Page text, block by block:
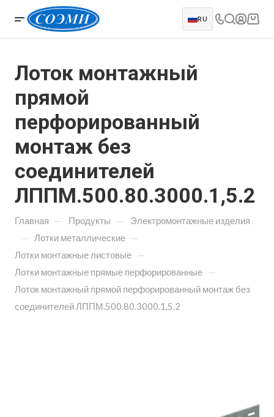
RU
Лоток монтажный
прямой
перфорированный
монтаж без
соединителей
ЛППМ.500.80.3000.1,5.2
Главная — Продукты — Электромонтажные изделия
— Лотки металлические —
Лотки монтажные листовые —
Лотки монтажные прямые перфорированные —
Лоток монтажный прямой перфорированный монтаж без
соединителей ЛППМ.500.80.3000.1,5.2